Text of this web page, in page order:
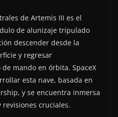
de Artemis III es el
de alunizaje tripulado
descender desde la
y regresar
mando en órbita. SpaceX
esta nave, basada en
y se encuentra inmersa
cruciales.